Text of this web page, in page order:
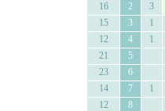
16
2 3
15
3 1
12
4 1
21
5
23
6
14
7 1
12
8